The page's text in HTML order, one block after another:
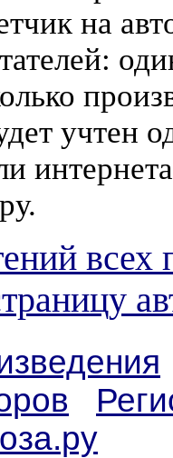
на
учтен
всех